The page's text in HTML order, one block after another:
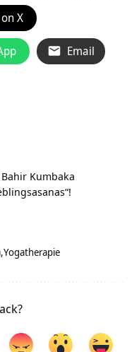
X
Email
Kumbaka
Yogatherapie